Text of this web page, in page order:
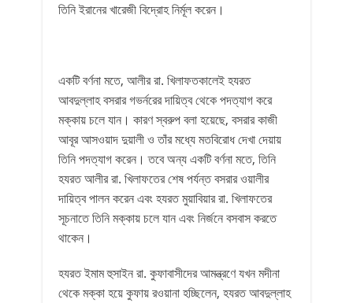
তিনি ইরানের খারেজী বিদ্রোহ নির্মূল করেন।
একটি বর্ণনা মতে, আলীর রা. খিলাফতকালেই হযরত
আবদুল্লাহ বসরার গভর্নরের দায়িত্ব থেকে পদত্যাগ করে
মক্কায় চলে যান। কারণ স্বরুপ বলা হয়েছে, বসরার কাজী
আবূর আসওয়াদ দুয়ালী ও তাঁর মধ্যে মতবিরোধ দেখা দেয়ায়
তিনি পদত্যাগ করেন। তবে অন্য একটি বর্ণনা মতে, তিনি
হযরত আলীর রা. খিলাফতের শেষ পর্যন্ত বসরার ওয়ালীর
দায়িত্ব পালন করেন এবং হযরত মুয়াবিয়ার রা. খিলাফতের
সূচনাতে তিনি মক্কায় চলে যান এবং নির্জনে বসবাস করতে
থাকেন।
হযরত ইমাম হুসাইন রা. কুফাবাসীদের আমন্ত্রণে যখন মদীনা
থেকে মক্কা হয়ে কুফায় রওয়ানা হচ্ছিলেন, হযরত আবদুল্লাহ